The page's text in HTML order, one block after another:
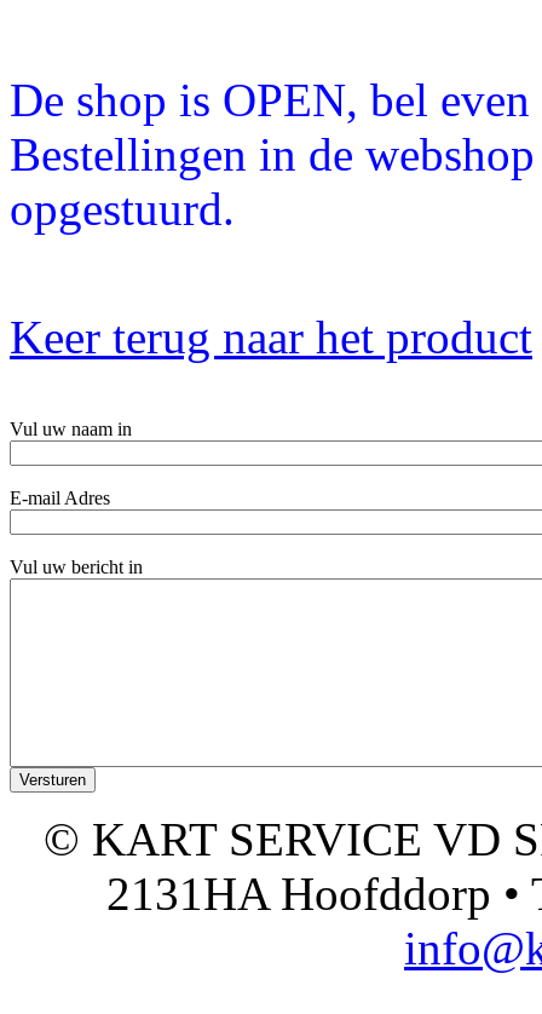
De shop is OPEN, bel
Bestellingen in de
opgestuurd.
Keer terug naar het product
Vul uw naam in
E-mail Adres
Vul uw bericht in
© KART SERVICE VD
2131HA Hoofddorp •